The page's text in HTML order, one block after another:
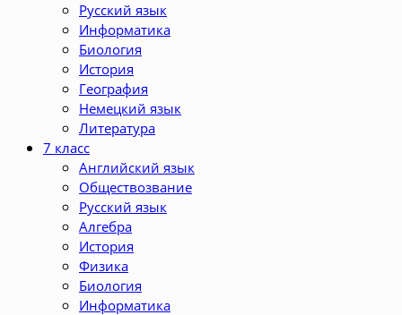
Русский язык
Информатика
Биология
История
География
Немецкий язык
Литература
7 класс
Английский язык
Обществозвание
Русский язык
Алгебра
История
Физика
Биология
Информатика